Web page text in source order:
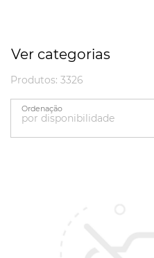
Ver categorias
Produtos: 3326
Ordenação